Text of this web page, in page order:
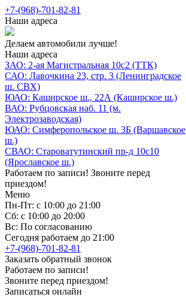
+7-(968)-701-82-81
Наши адреса
Делаем автомобили лучше!
Наши адреса
ЗАО: 2-ая Магистральная 10с2 (ТТК)
САО: Лавочкина 23, стр. 3 (Ленинградское
ш. СВХ)
ЮАО: Каширское ш., 22А (Каширское ш.)
ВАО: Рубцовская наб. 11 (м.
Электрозаводская)
ЮАО: Симферопольское ш. 3Б (Варшавское
ш.)
СВАО: Староватутинский пр-д 10с10
(Ярославское ш.)
Работаем по записи! Звоните перед
приездом!
Меню
Пн-Пт: с 10:00 до 21:00
Сб: с 10:00 до 20:00
Вс: По согласованию
Сегодня работаем до 21:00
+7-(968)-701-82-81
Заказать обратный звонок
Работаем по записи!
Звоните перед приездом!
Записаться онлайн